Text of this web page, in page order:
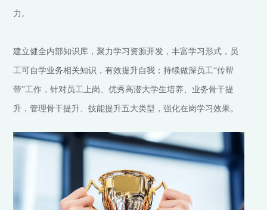
力。
建立健全内部知识库，聚力学习资源开发，丰富学习形式，员
工可自学业务相关知识，有效提升自我；持续做深员工“传帮
带”工作，针对员工上岗、优秀高潜大学生培养、业务骨干提
升，管理骨干提升、技能提升五大类型，强化在岗学习效果。